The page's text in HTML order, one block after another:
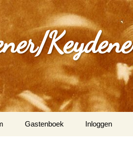
Gastenboek
Inloggen